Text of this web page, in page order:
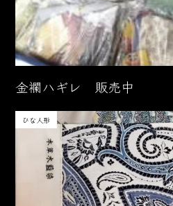
金襴ハギレ 販売中
ひな人形